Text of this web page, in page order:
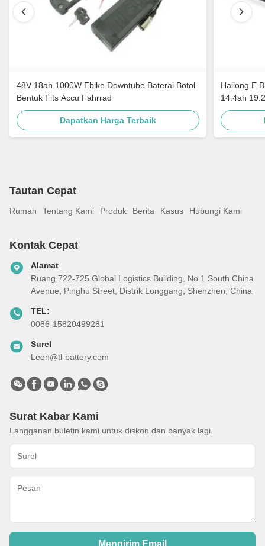
48V 18ah 1000W Ebike Downtube Baterai Botol
Bentuk Fits Accu Fahrrad
Dapatkan Harga Terbaik
Hailong E
14.4ah
Tautan Cepat
Rumah Tentang Kami Produk Berita Kasus Hubungi Kami
Kontak Cepat
Alamat
Ruang 722-725 Global Logistics Building, No.1 South China
Avenue, Pinghu Street, Distrik Longgang, Shenzhen, China
TEL:
0086-15820499281
Surel
Leon@tl-battery.com
Surat Kabar Kami
Langganan buletin kami untuk diskon dan banyak lagi.
Mengirim Email